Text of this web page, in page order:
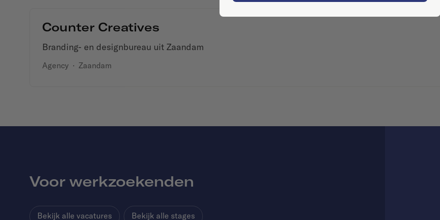
Counter Creatives
Branding- en designbureau uit Zaandam
Agency · Zaandam
Voor werkzoekenden
Bekijk alle vacatures Bekijk alle stages